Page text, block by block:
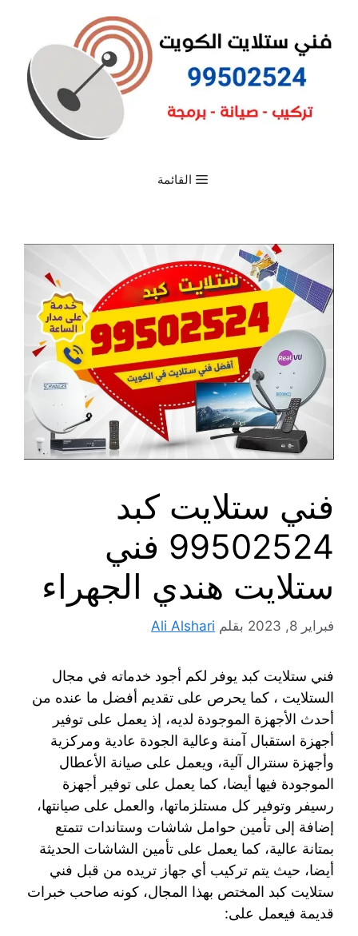
القائمة
فني ستلايت كبد
99502524 فني
ستلايت هندي الجهراء
فبراير 8, 2023 بقلم Ali Alshari
فني ستلايت كبد يوفر لكم أجود خدماته في مجال
الستلايت ، كما يحرص على تقديم أفضل ما عنده من
أحدث الأجهزة الموجودة لديه، إذ يعمل على توفير
أجهزة استقبال آمنة وعالية الجودة عادية ومركزية
وأجهزة سنترال آلية، ويعمل على صيانة الأعطال
الموجودة فيها أيضا، كما يعمل على توفير أجهزة
رسيفر وتوفير كل مستلزماتها، والعمل على صيانتها،
إضافة إلى تأمين حوامل شاشات وستاندات تتمتع
بمتانة عالية، كما يعمل على تأمين الشاشات الحديثة
أيضا، حيث يتم تركيب أي جهاز تريده من قبل فني
ستلايت كبد المختص بهذا المجال، كونه صاحب خبرات
قديمة فيعمل على: